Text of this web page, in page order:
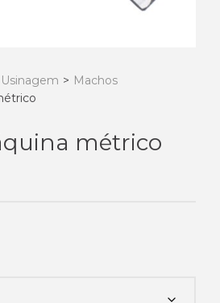
Usinagem > Machos
métrico